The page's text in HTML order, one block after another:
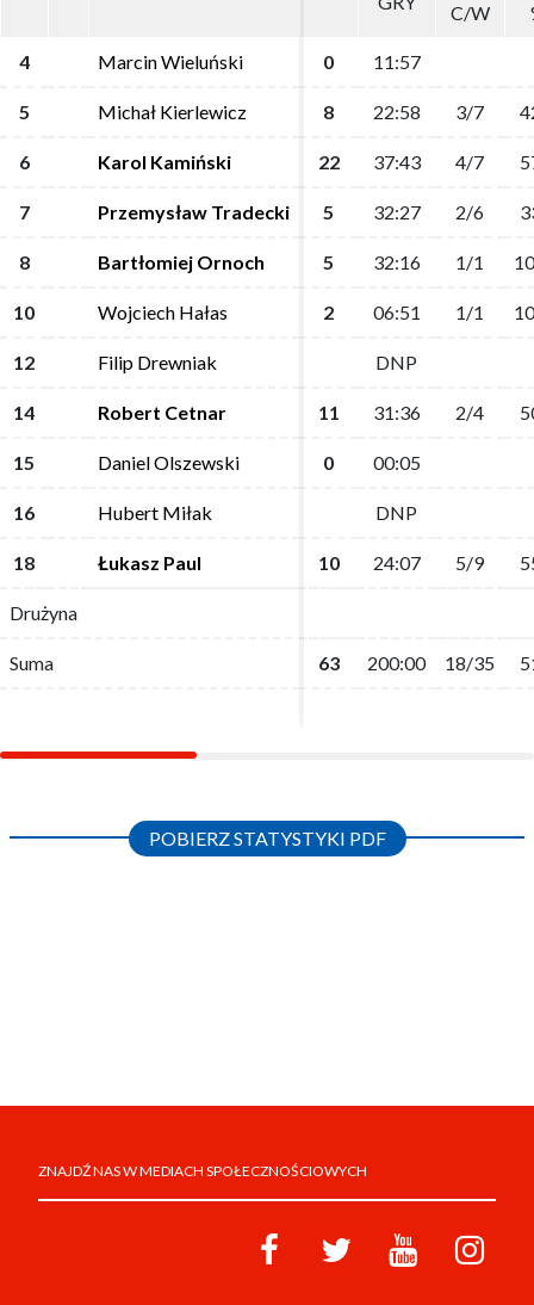
C/W
4 Marcin Wieluński 0 11:57
5 Michał Kierlewicz 8 22:58 3/7
6 Karol Kamiński 22 37:43 4/7
7 Przemysław Tradecki 5 32:27 2/6
8 Bartłomiej Ornoch 5 32:16 1/1
10 Wojciech Hałas 2 06:51 1/1
12 Filip Drewniak DNP
14 Robert Cetnar 11 31:36 2/4
15 Daniel Olszewski 0 00:05
16 Hubert Miłak DNP
18 Łukasz Paul 10 24:07 5/9
Drużyna
Suma 63 200:00 18/35
C/W
4 Marcin Wieluński 0 11:57
5 Michał Kierlewicz 8 22:58 3/7
6 Karol Kamiński 22 37:43 4/7
7 Przemysław Tradecki 5 32:27 2/6
8 Bartłomiej Ornoch 5 32:16 1/1
10 Wojciech Hałas 2 06:51 1/1
12 Filip Drewniak DNP
14 Robert Cetnar 11 31:36 2/4
15 Daniel Olszewski 0 00:05
16 Hubert Miłak DNP
18 Łukasz Paul 10 24:07 5/9
Drużyna
Suma 63 200:00 18/35
POBIERZ STATYSTYKI PDF
ZNAJDŹ NAS W MEDIACH SPOŁECZNOŚCIOWYCH